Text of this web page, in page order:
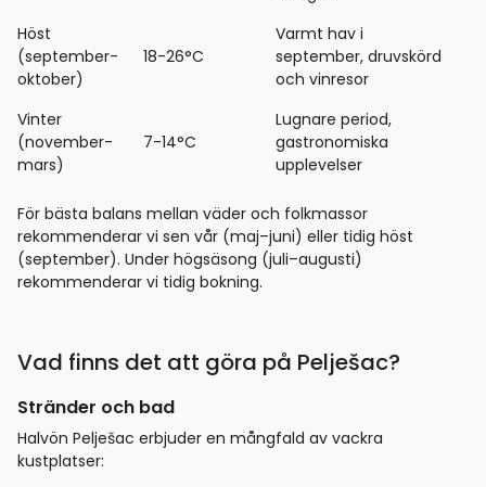
Höst
(september-
oktober)
18-26°C
Varmt hav i
september, druvskörd
och vinresor
Vinter
(november-
mars)
7-14°C
Lugnare period,
gastronomiska
upplevelser
För bästa balans mellan väder och folkmassor
rekommenderar vi sen vår (maj–juni) eller tidig höst
(september). Under högsäsong (juli–augusti)
rekommenderar vi tidig bokning.
Vad finns det att göra på Pelješac?
Stränder och bad
Halvön Pelješac erbjuder en mångfald av vackra
kustplatser: